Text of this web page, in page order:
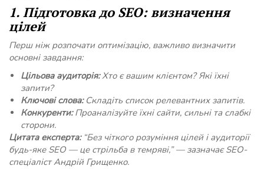
1. Підготовка до SEO: визначення
цілей
Перш ніж розпочати оптимізацію, важливо визначити
основні завдання:
Цільова аудиторія:Хто є вашим клієнтом? Які їхні
запити?
Ключові слова:Складіть список релевантних запитів.
Конкуренти:Проаналізуйте їхні сайти, сильні та слабкі
сторони.
Цитата експерта:“Без чіткого розуміння цілей і аудиторії
будь-яке SEO — це стрільба в темряві,” — зазначає SEO-
спеціаліст Андрій Грищенко.